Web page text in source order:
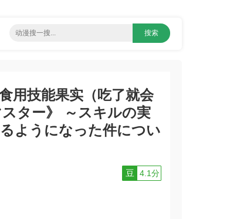
用技能果实（吃了就会
ター》 ～スキルの実
ようになった件につい
豆 4.1分